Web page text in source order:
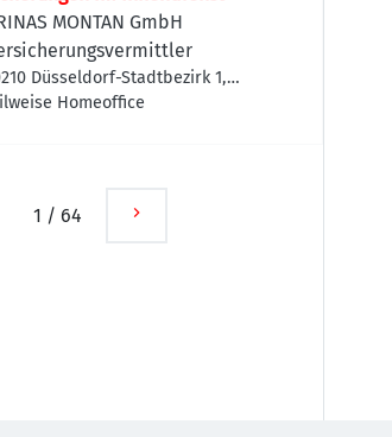
MONTAN GmbH
Düsseldorf-Stadtbezirk 1,
Homeoffice
1 / 64